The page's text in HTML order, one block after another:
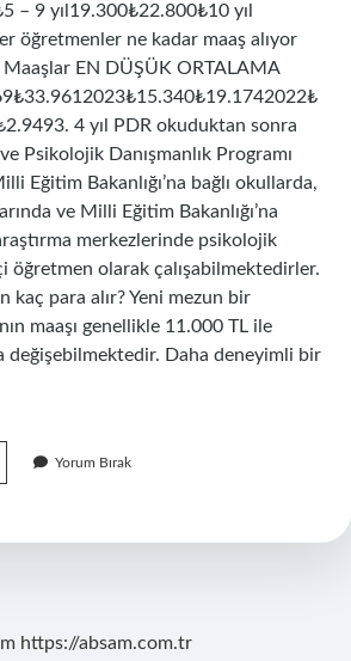
– 9 yıl19.300₺22.800₺10 yıl
öğretmenler ne kadar maaş alıyor
Maaşlar EN DÜŞÜK ORTALAMA
4 yıl PDR okuduktan sonra
Psikolojik Danışmanlık Programı
Eğitim Bakanlığı’na bağlı okullarda,
ve Milli Eğitim Bakanlığı’na
merkezlerinde psikolojik
öğretmen olarak çalışabilmektedirler.
kaç para alır? Yeni mezun bir
maaşı genellikle 11.000 TL ile
değişebilmektedir. Daha deneyimli bir
Yorum Bırak
https://absam.com.tr